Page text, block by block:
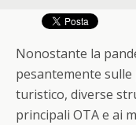
Nonostante la
pesantemente
turistico, diverse
principali OTA e ai